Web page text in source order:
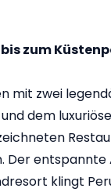
zum
mit zwei
dem
Der
klingt